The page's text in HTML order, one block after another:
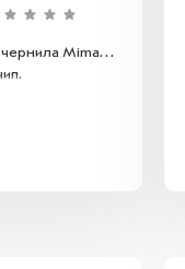
Mimaki -